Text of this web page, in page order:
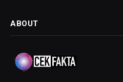
ABOUT